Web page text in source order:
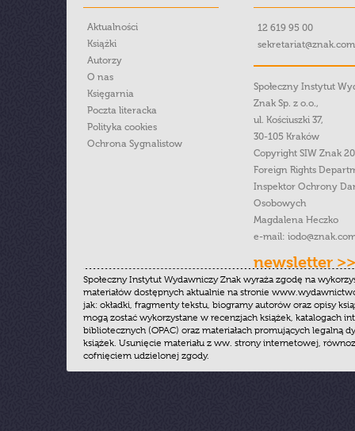
Aktualności
Książki
Autorzy
O nas
Księgarnia
Poczta literacka
Polityka cookies
Ochrona Sygnalistow
12 619 95 00
Społeczny Instytut
Znak Sp. z o.o.,
ul. Kościuszki 37,
30-105 Kraków
Copyright SIW Znak
Foreign Rights
Inspektor Ochrony
Osobowych
Magdalena Heczko
e-mail:
newsletter >>
Społeczny Instytut Wydawniczy Znak wyraża zgodę na
materiałów dostępnych aktualnie na stronie
jak: okładki, fragmenty tekstu, biogramy autorów oraz opisy
mogą zostać wykorzystane w recenzjach książek, katalogach
bibliotecznych (OPAC) oraz materiałach promujących legalną
książek. Usunięcie materiału z ww. strony internetowej,
cofnięciem udzielonej zgody.